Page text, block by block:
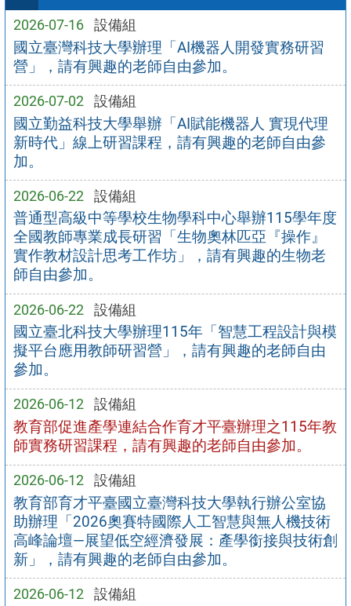
2026-07-16 設備組
國立臺灣科技大學辦理「AI機器人開發實務研習
營」，請有興趣的老師自由參加。
2026-07-02 設備組
國立勤益科技大學舉辦「AI賦能機器人 實現代理
新時代」線上研習課程，請有興趣的老師自由參
加。
2026-06-22 設備組
普通型高級中等學校生物學科中心舉辦115學年度
全國教師專業成長研習「生物奧林匹亞『操作』
實作教材設計思考工作坊」，請有興趣的生物老
師自由參加。
2026-06-22 設備組
國立臺北科技大學辦理115年「智慧工程設計與模
擬平台應用教師研習營」，請有興趣的老師自由
參加。
2026-06-12 設備組
教育部促進產學連結合作育才平臺辦理之115年教
師實務研習課程，請有興趣的老師自由參加。
2026-06-12 設備組
教育部育才平臺國立臺灣科技大學執行辦公室協
助辦理「2026奧賽特國際人工智慧與無人機技術
高峰論壇—展望低空經濟發展：產學銜接與技術創
新」，請有興趣的老師自由參加。
2026-06-12 設備組